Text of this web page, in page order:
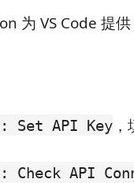
为 VS Code 提
Set API Key
Check API